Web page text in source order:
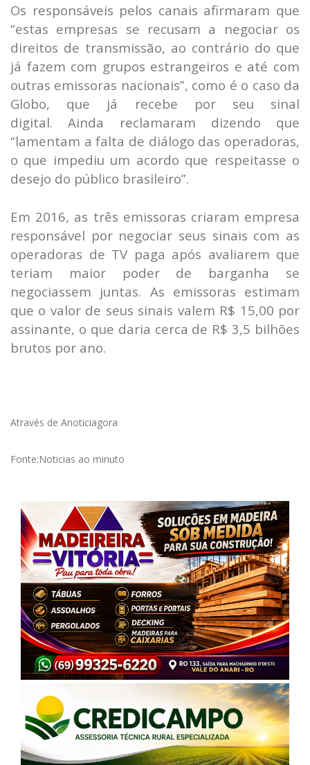
Os responsáveis pelos canais afirmaram que
“estas empresas se recusam a negociar os
direitos de transmissão, ao contrário do que
já fazem com grupos estrangeiros e até com
outras emissoras nacionais”, como é o caso da
Globo, que já recebe por seu sinal
digital. Ainda reclamaram dizendo que
“lamentam a falta de diálogo das operadoras,
o que impediu um acordo que respeitasse o
desejo do público brasileiro”.
Em 2016, as três emissoras criaram empresa
responsável por negociar seus sinais com as
operadoras de TV paga após avaliarem que
teriam maior poder de barganha se
negociassem juntas. As emissoras estimam
que o valor de seus sinais valem R$ 15,00 por
assinante, o que daria cerca de R$ 3,5 bilhões
brutos por ano.
Através de Anoticiagora
Fonte:Noticias ao minuto